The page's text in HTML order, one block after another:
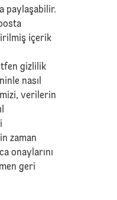
paylaşabilir.
içerik
gizlilik
nasıl
verilerin
zaman
onaylarını
geri